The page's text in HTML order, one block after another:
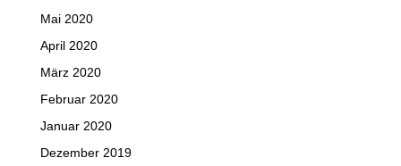
Mai 2020
April 2020
März 2020
Februar 2020
Januar 2020
Dezember 2019